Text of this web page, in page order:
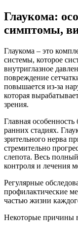
Глаукома:
симптомы,
Глаукома – это
системы, которое
внутриглазное
повреждение
повышается из-за
которая
зрения.
Главная
ранних стадиях.
зрительного нерва
стремительно
слепота. Весь
контроля и лечения
Регулярные
профилактические
частью жизни
Некоторые причины